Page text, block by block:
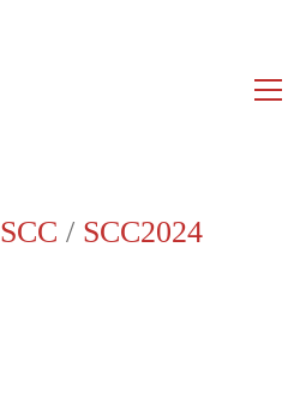
SCC / SCC2024